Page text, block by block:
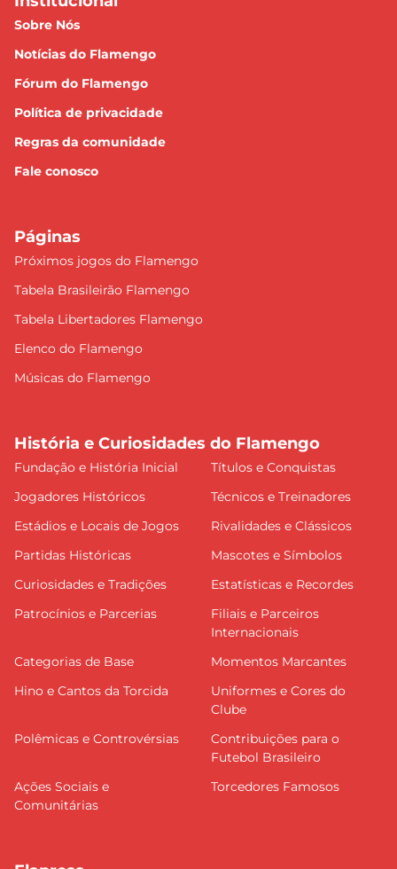
Sobre Nós
Notícias do Flamengo
Fórum do Flamengo
Política de privacidade
Regras da comunidade
Fale conosco
Páginas
Próximos jogos do Flamengo
Tabela Brasileirão Flamengo
Tabela Libertadores Flamengo
Elenco do Flamengo
Músicas do Flamengo
História e Curiosidades do Flamengo
Fundação e História Inicial
Títulos e Conquistas
Jogadores Históricos
Técnicos e Treinadores
Estádios e Locais de Jogos
Rivalidades e Clássicos
Partidas Históricas
Mascotes e Símbolos
Curiosidades e Tradições
Estatísticas e Recordes
Patrocínios e Parcerias
Filiais e Parceiros
Internacionais
Categorias de Base
Momentos Marcantes
Hino e Cantos da Torcida
Uniformes e Cores do
Clube
Polêmicas e Controvérsias
Contribuições para o
Futebol Brasileiro
Ações Sociais e
Comunitárias
Torcedores Famosos